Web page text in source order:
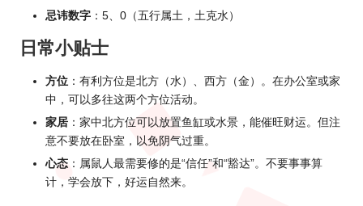
忌讳数字 ：5、0（五行属土，土克水）
日常小贴士
方位 ：有利方位是北方（水）、西方（金）。在办公室或家
中，可以多往这两个方位活动。
家居 ：家中北方位可以放置鱼缸或水景，能催旺财运。但注
意不要放在卧室，以免阴气过重。
心态 ：属鼠人最需要修的是“信任”和“豁达”。不要事事算
计，学会放下，好运自然来。